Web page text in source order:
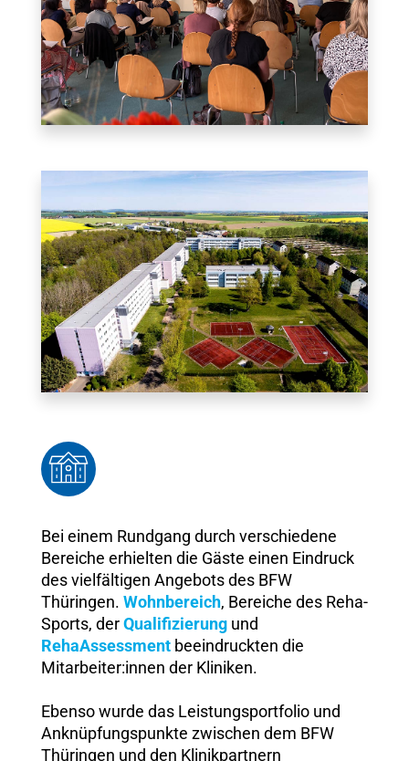
Bei einem Rundgang durch verschiedene
Bereiche erhielten die Gäste einen Eindruck
des vielfältigen Angebots des BFW
Thüringen. Wohnbereich, Bereiche des Reha-
Sports, derQualifizierung und
RehaAssessment beeindruckten die
Mitarbeiter:innen der Kliniken.
Ebenso wurde das Leistungsportfolio und
Anknüpfungspunkte zwischen dem BFW
Thüringen und den Klinikpartnern